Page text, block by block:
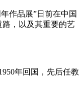
作品展”日前在中国
，以及其重要的艺
年回国，先后任教